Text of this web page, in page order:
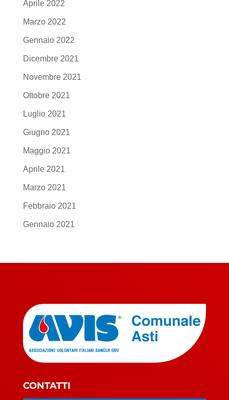
Aprile 2022
Marzo 2022
Gennaio 2022
Dicembre 2021
Novembre 2021
Ottobre 2021
Luglio 2021
Giugno 2021
Maggio 2021
Aprile 2021
Marzo 2021
Febbraio 2021
Gennaio 2021
CONTATTI